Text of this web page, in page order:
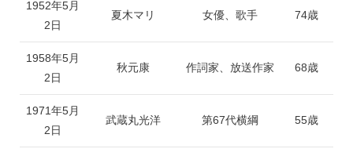
1952年5月
2日
夏木マリ 女優、歌手 74歳
1958年5月
2日
秋元康 作詞家、放送作家 68歳
1971年5月
2日
武蔵丸光洋 第67代横綱 55歳